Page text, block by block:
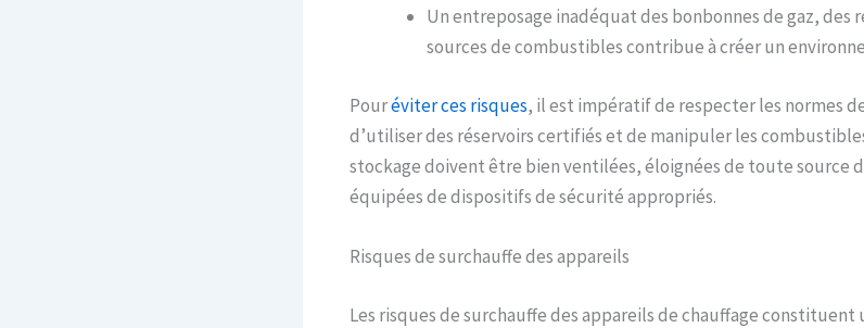
Un entreposage inadéquat des bonbonnes de gaz, des
sources de combustibles contribue à créer un
Pouréviter ces risques, il est impératif de respecter les normes
d’utiliser des réservoirs certifiés et de manipuler les
stockage doivent être bien ventilées, éloignées de toute source
équipées de dispositifs de sécurité appropriés.
Risques de surchauffe des appareils
Les risques de surchauffe des appareils de chauffage